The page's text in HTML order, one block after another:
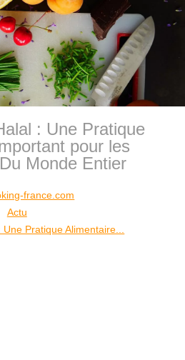
: Une Pratique
pour les
Monde Entier
france.com
Actu
Pratique Alimentaire...